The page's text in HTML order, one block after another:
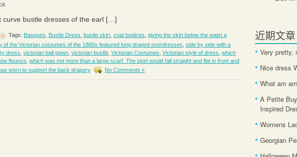
curve bustle dresses of the earl […]
Tags: Basques Bustle Dress bustle skirt coat bodices giving the skirt below the waist a
of the Victorian costumes of the 1880s featured long draped overdresses side by side with a
dress victorian ball gown victorian bustle Victorian Costumes Victorian style of dress which
flounce which was not more than a large scarf. The skirt would fall straight and flat in front and
worn to support the back drapery
No Comments »
近期文章
Very pretty,
Nice dress
What am
A Petite
Inspired
Womens
Georgian